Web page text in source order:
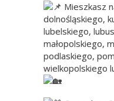
Mieszkasz
dolnośląskiego,
lubelskiego,
małopolskiego,
podlaskiego,
wielkopolskiego